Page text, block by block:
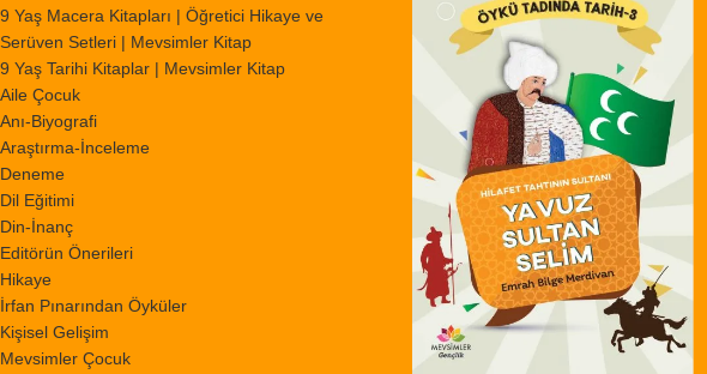
9 Yaş Macera Kitapları | Öğretici Hikaye ve
Serüven Setleri | Mevsimler Kitap
9 Yaş Tarihi Kitaplar | Mevsimler Kitap
Aile Çocuk
Anı-Biyografi
Araştırma-İnceleme
Deneme
Dil Eğitimi
Din-İnanç
Editörün Önerileri
Hikaye
İrfan Pınarından Öyküler
Kişisel Gelişim
Mevsimler Çocuk